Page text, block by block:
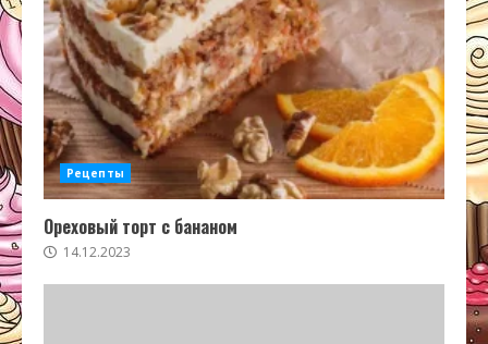
Рецепты
Ореховый торт с бананом
14.12.2023